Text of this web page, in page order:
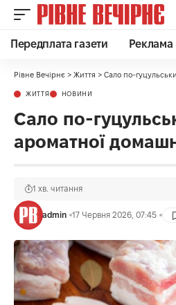
Передплата газети Реклама
Рівне Вечірнє > Життя > Сало по-гуцульськи:
ЖИТТЯ НОВИНИ
Сало по-
ароматної
admin 17 Червня 2026, 07:45
1 хв. читання